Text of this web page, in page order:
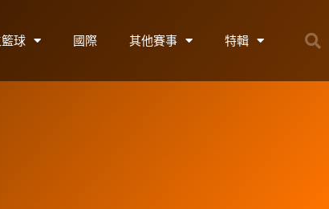
球 國際 其他賽事 特輯